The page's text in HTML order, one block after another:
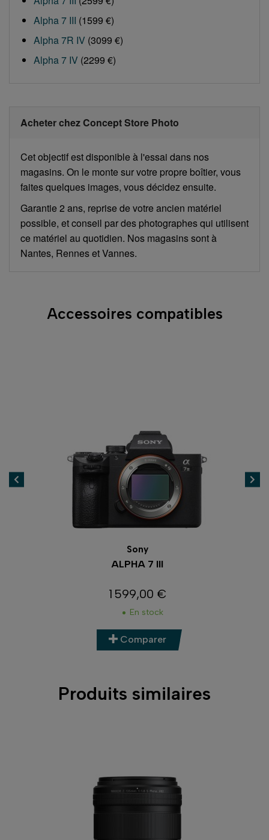
Alpha 7 III (1599 €)
Alpha 7R IV (3099 €)
Alpha 7 IV (2299 €)
Acheter chez Concept Store Photo
Cet objectif est disponible à l'essai dans nos
magasins. On le monte sur votre propre boîtier, vous
faites quelques images, vous décidez ensuite.
Garantie 2 ans, reprise de votre ancien matériel
possible, et conseil par des photographes qui utilisent
ce matériel au quotidien. Nos magasins sont à
Nantes, Rennes et Vannes.
Accessoires compatibles
Produits similaires